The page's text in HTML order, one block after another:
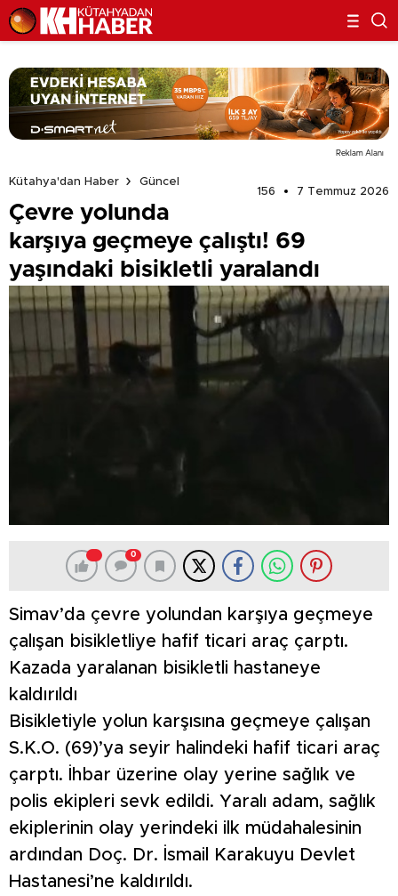
Reklam Alanı
Kütahya'dan Haber
Güncel
156
7 Temmuz 2026
Çevre yolunda
karşıya geçmeye çalıştı! 69
yaşındaki bisikletli yaralandı
0
Simav’da çevre yolundan karşıya geçmeye
çalışan bisikletliye hafif ticari araç çarptı.
Kazada yaralanan bisikletli hastaneye
kaldırıldı
Bisikletiyle yolun karşısına geçmeye çalışan
S.K.O. (69)’ya seyir halindeki hafif ticari araç
çarptı. İhbar üzerine olay yerine sağlık ve
polis ekipleri sevk edildi. Yaralı adam, sağlık
ekiplerinin olay yerindeki ilk müdahalesinin
ardından Doç. Dr. İsmail Karakuyu Devlet
Hastanesi’ne kaldırıldı.